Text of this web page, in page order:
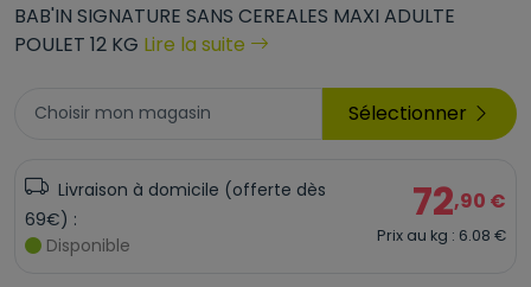
BAB'IN SIGNATURE SANS CEREALES MAXI ADULTE
POULET 12 KG Lire la suite
Choisir mon magasin Sélectionner
Livraison à domicile (offerte dès
69€) :
Disponible
72,90 €
Prix au kg : 6.08 €